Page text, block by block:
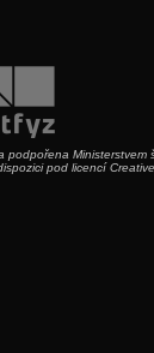
podpořena Ministerstvem
pod licencí